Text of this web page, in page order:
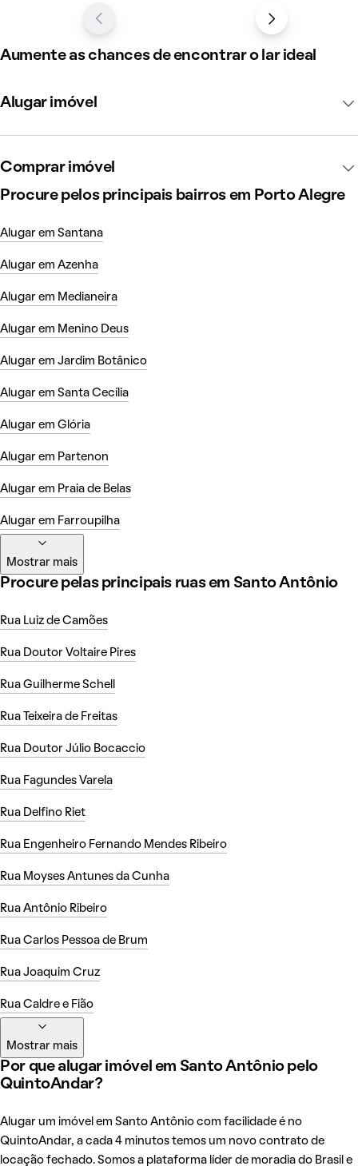
Aumente as chances de encontrar o lar ideal
Alugar imóvel
Comprar imóvel
Procure pelos principais bairros em Porto Alegre
Alugar em Santana
Alugar em Azenha
Alugar em Medianeira
Alugar em Menino Deus
Alugar em Jardim Botânico
Alugar em Santa Cecília
Alugar em Glória
Alugar em Partenon
Alugar em Praia de Belas
Alugar em Farroupilha
Mostrar mais
Procure pelas principais ruas em Santo Antônio
Rua Luiz de Camões
Rua Doutor Voltaire Pires
Rua Guilherme Schell
Rua Teixeira de Freitas
Rua Doutor Júlio Bocaccio
Rua Fagundes Varela
Rua Delfino Riet
Rua Engenheiro Fernando Mendes Ribeiro
Rua Moyses Antunes da Cunha
Rua Antônio Ribeiro
Rua Carlos Pessoa de Brum
Rua Joaquim Cruz
Rua Caldre e Fião
Mostrar mais
Por que alugar imóvel em Santo Antônio pelo
QuintoAndar?
Alugar um imóvel em Santo Antônio com facilidade é no
QuintoAndar, a cada 4 minutos temos um novo contrato de
locação fechado. Somos a plataforma líder de moradia do Brasil e